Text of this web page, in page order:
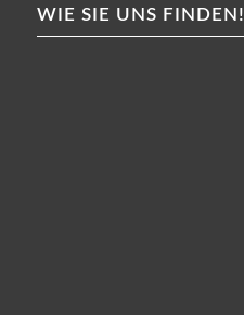
WIE SIE UNS FINDEN!